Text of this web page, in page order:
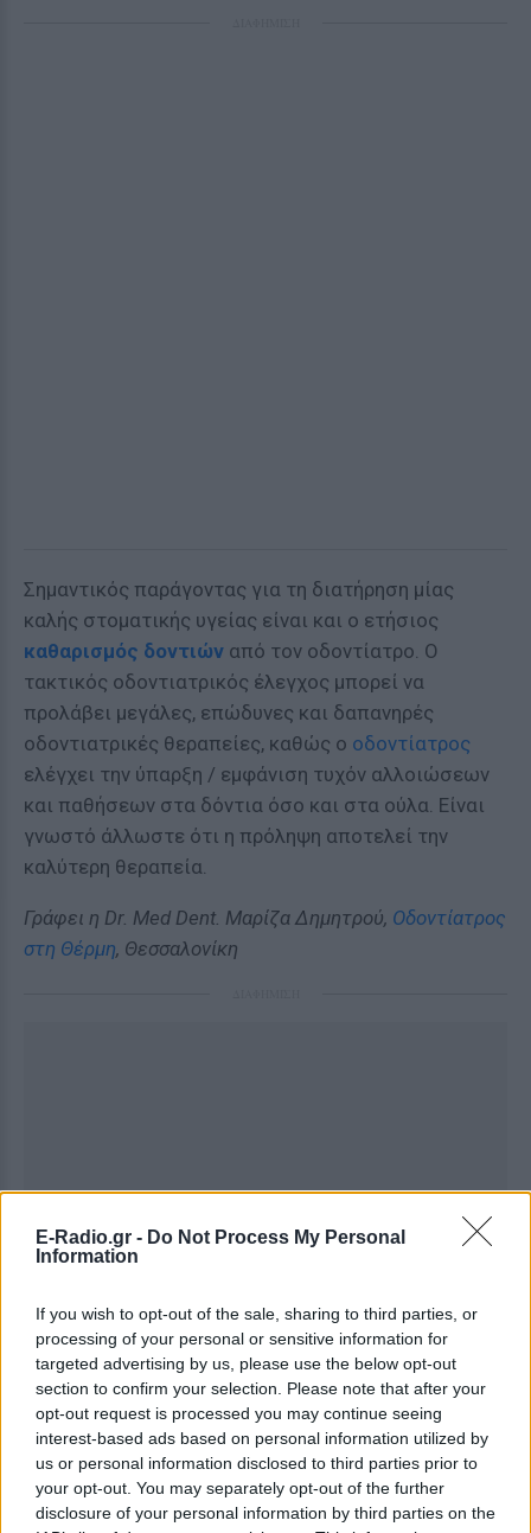
E-Radio.gr - Do Not Process My Personal
Information
If you wish to opt-out of the sale, sharing to third parties, or
processing of your personal or sensitive information for
targeted advertising by us, please use the below opt-out
section to confirm your selection. Please note that after your
opt-out request is processed you may continue seeing
interest-based ads based on personal information utilized by
us or personal information disclosed to third parties prior to
your opt-out. You may separately opt-out of the further
disclosure of your personal information by third parties on the
Σημαντικός παράγοντας για τη διατήρηση μίας
καλής στοματικής υγείας είναι και ο ετήσιος
καθαρισμός δοντιών από τον οδοντίατρο. Ο
τακτικός οδοντιατρικός έλεγχος μπορεί να
προλάβει μεγάλες, επώδυνες και δαπανηρές
οδοντιατρικές θεραπείες, καθώς ο οδοντίατρος
ελέγχει την ύπαρξη / εμφάνιση τυχόν αλλοιώσεων
και παθήσεων στα δόντια όσο και στα ούλα. Είναι
γνωστό άλλωστε ότι η πρόληψη αποτελεί την
καλύτερη θεραπεία.
Γράφει η Dr. Med Dent. Μαρίζα Δημητρού, Οδοντίατρος
στη Θέρμη, Θεσσαλονίκη